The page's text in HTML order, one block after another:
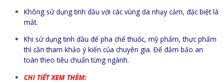
Không sử dụng tinh dầu với các vùng da nhạy cảm, đặc biệt là
mắt.
Khi sử dụng tinh dầu để pha chế thuốc, mỹ phẩm, thực phẩm
thì cần tham khảo ý kiến của chuyên gia. Để đảm bảo an
toàn theo tiêu chuẩn từng ngành.
CHI TIẾT XEM THÊM: